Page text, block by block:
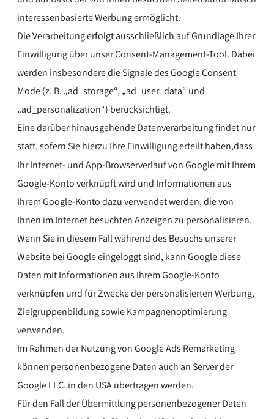
interessenbasierte Werbung ermöglicht.
Die Verarbeitung erfolgt ausschließlich auf Grundlage Ihrer
Einwilligung über unser Consent-Management-Tool. Dabei
werden insbesondere die Signale des Google Consent
Mode (z. B. „ad_storage“, „ad_user_data“ und
„ad_personalization“) berücksichtigt.
Eine darüber hinausgehende Datenverarbeitung findet nur
statt, sofern Sie hierzu Ihre Einwilligung erteilt haben,dass
Ihr Internet- und App-Browserverlauf von Google mit Ihrem
Google-Konto verknüpft wird und Informationen aus
Ihrem Google-Konto dazu verwendet werden, die von
Ihnen im Internet besuchten Anzeigen zu personalisieren.
Wenn Sie in diesem Fall während des Besuchs unserer
Website bei Google eingeloggt sind, kann Google diese
Daten mit Informationen aus Ihrem Google-Konto
verknüpfen und für Zwecke der personalisierten Werbung,
Zielgruppenbildung sowie Kampagnenoptimierung
verwenden.
Im Rahmen der Nutzung von Google Ads Remarketing
können personenbezogene Daten auch an Server der
Google LLC. in den USA übertragen werden.
Für den Fall der Übermittlung personenbezogener Daten